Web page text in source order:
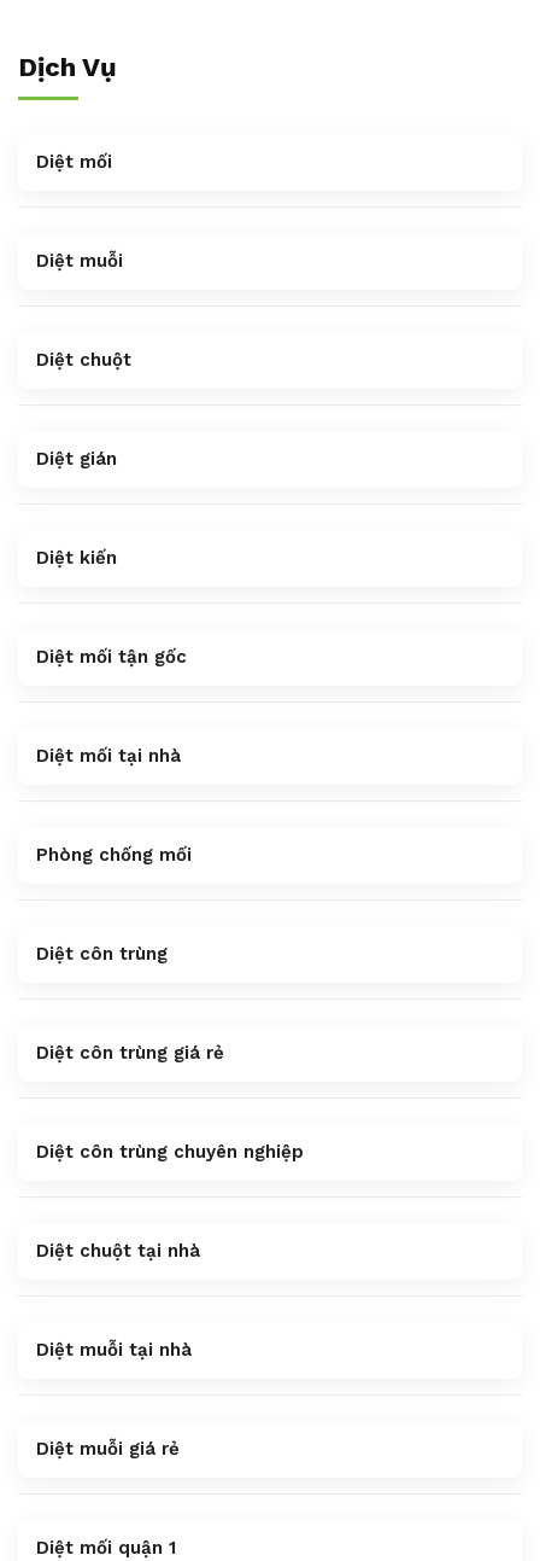
Dịch Vụ
Diệt mối
Diệt muỗi
Diệt chuột
Diệt gián
Diệt kiến
Diệt mối tận gốc
Diệt mối tại nhà
Phòng chống mối
Diệt côn trùng
Diệt côn trùng giá rẻ
Diệt côn trùng chuyên nghiệp
Diệt chuột tại nhà
Diệt muỗi tại nhà
Diệt muỗi giá rẻ
Diệt mối quận 1